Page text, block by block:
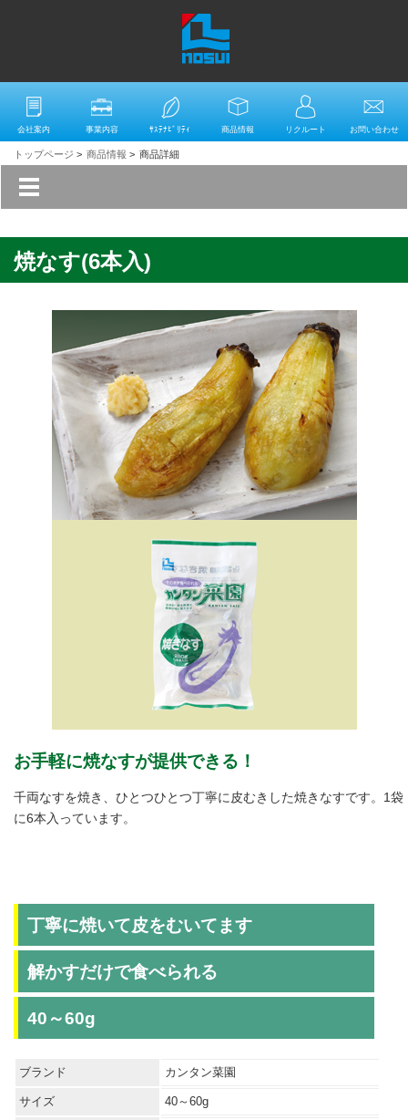
会社案内 事業内容 ｻｽﾃﾅﾋﾞﾘﾃｨ 商品情報 リクルート お問い合わせ
トップページ > 商品情報 > 商品詳細
焼なす(6本入)
お手軽に焼なすが提供できる！
千両なすを焼き、ひとつひとつ丁寧に皮むきした焼きなすです。1袋
に6本入っています。
丁寧に焼いて皮をむいてます
解かすだけで食べられる
40～60g
ブランド カンタン菜園
サイズ 40～60g